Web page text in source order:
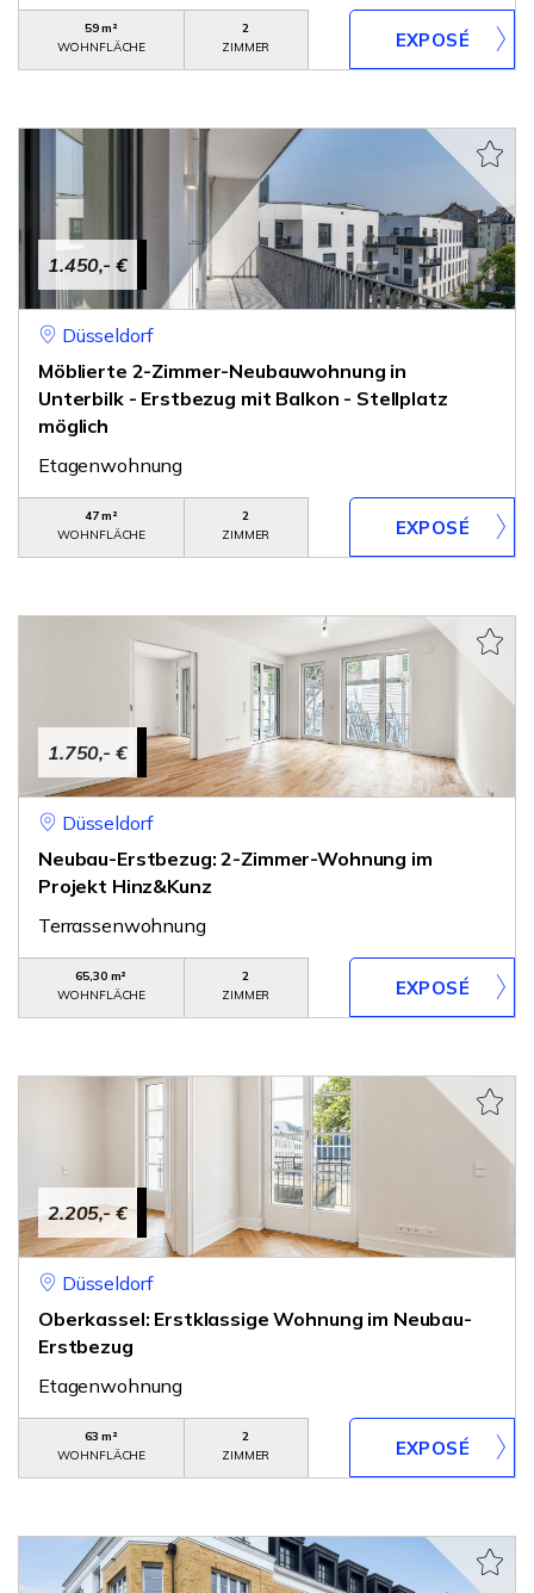
59 m²
WOHNFLÄCHE
2
ZIMMER
1.450,- €
Düsseldorf
Möblierte 2-Zimmer-Neubauwohnung in
Unterbilk - Erstbezug mit Balkon - Stellplatz
möglich
Etagenwohnung
47 m²
WOHNFLÄCHE
2
ZIMMER
1.750,- €
Düsseldorf
Neubau-Erstbezug: 2-Zimmer-Wohnung im
Projekt Hinz&Kunz
Terrassenwohnung
65,30 m²
WOHNFLÄCHE
2
ZIMMER
2.205,- €
Düsseldorf
Oberkassel: Erstklassige Wohnung im Neubau-
Erstbezug
Etagenwohnung
63 m²
WOHNFLÄCHE
2
ZIMMER